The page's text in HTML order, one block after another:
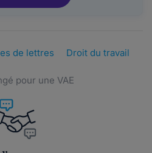
de lettres
Droit du travail
pour une VAE